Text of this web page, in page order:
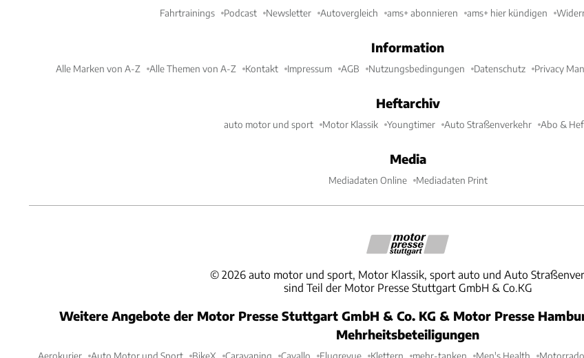
Fahrtrainings Podcast Newsletter Autovergleich ams+ abonnieren ams+ hier kündigen
Information
Alle Marken von A-Z Alle Themen von A-Z Kontakt Impressum AGB Nutzungsbedingungen Datenschutz Privacy
Heftarchiv
auto motor und sport Motor Klassik Youngtimer Auto Straßenverkehr Abo &
Media
Mediadaten Online Mediadaten Print
© 2026 auto motor und sport, Motor Klassik, sport auto und Auto
sind Teil der Motor Presse Stuttgart GmbH & Co.KG
Weitere Angebote der Motor Presse Stuttgart GmbH & Co. KG & Motor Presse
Mehrheitsbeteiligungen
Aerokurier Auto Motor und Sport BikeX Caravaning Cavallo Flugrevue Klettern mehr-tanken Men's Health